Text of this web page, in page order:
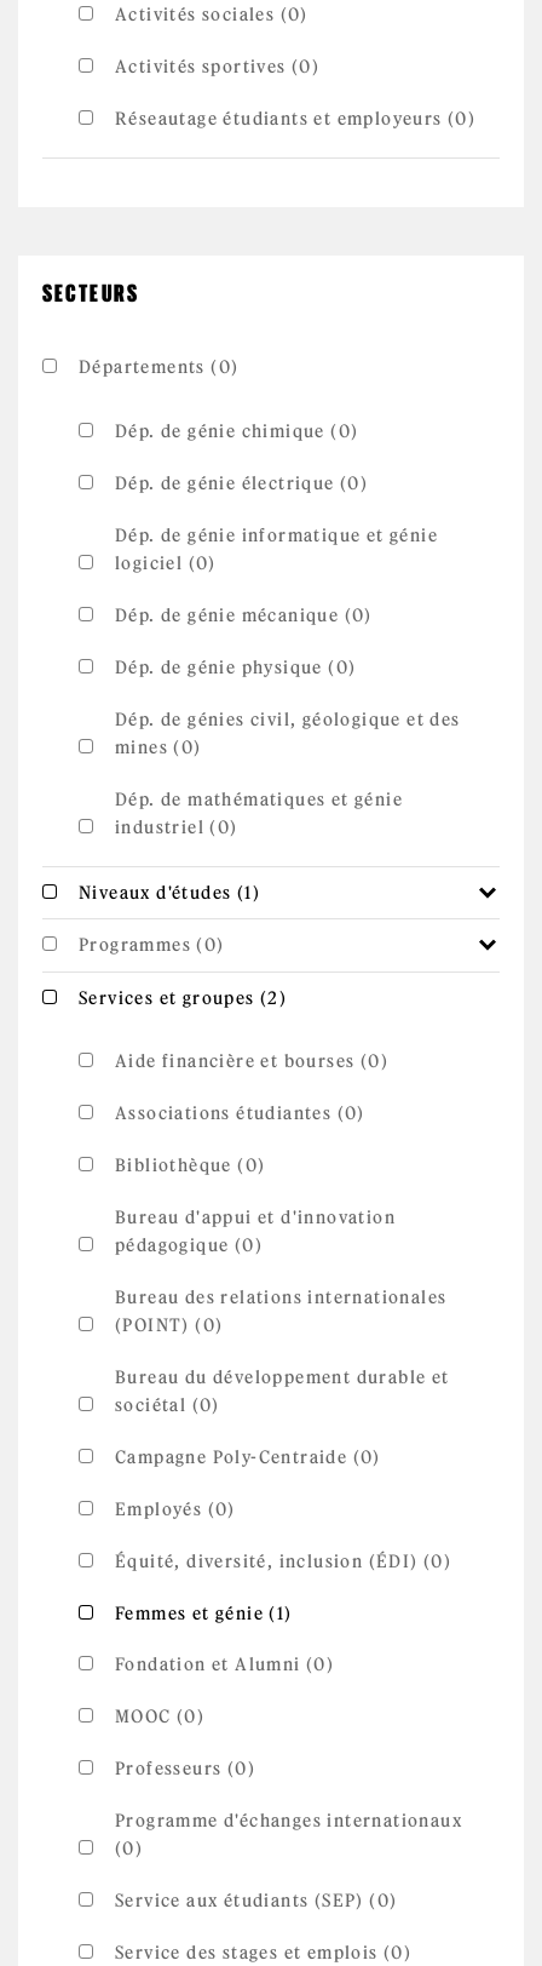
Activités sociales (0)
Activités sportives (0)
Réseautage étudiants et employeurs (0)
SECTEURS
Départements (0)
Dép. de génie chimique (0)
Dép. de génie électrique (0)
Dép. de génie informatique et génie
logiciel (0)
Dép. de génie mécanique (0)
Dép. de génie physique (0)
Dép. de génies civil, géologique et des
mines (0)
Dép. de mathématiques et génie
industriel (0)
Apply Niveaux d'études filter
Niveaux d'études (1)
Programmes (0)
Apply Services et groupes filter
Services et groupes (2)
Aide financière et bourses (0)
Associations étudiantes (0)
Bibliothèque (0)
Bureau d'appui et d'innovation
pédagogique (0)
Bureau des relations internationales
(POINT) (0)
Bureau du développement durable et
sociétal (0)
Campagne Poly-Centraide (0)
Employés (0)
Équité, diversité, inclusion (ÉDI) (0)
Apply Femmes et génie filter
Femmes et génie (1)
Fondation et Alumni (0)
MOOC (0)
Professeurs (0)
Programme d'échanges internationaux
(0)
Service aux étudiants (SEP) (0)
Service des stages et emplois (0)